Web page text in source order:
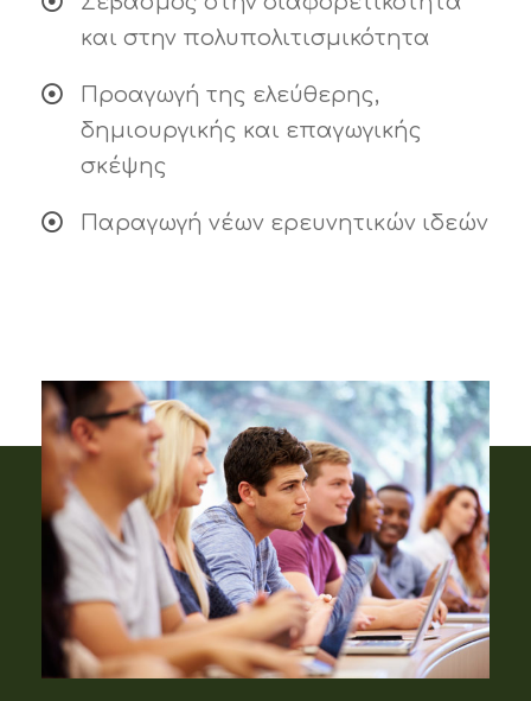
και στην πολυπολιτισμικότητα
Προαγωγή της ελεύθερης,
δημιουργικής και επαγωγικής
σκέψης
Παραγωγή νέων ερευνητικών ιδεών